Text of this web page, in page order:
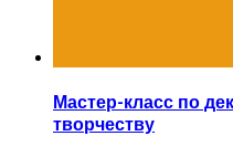
Мастер-класс по
творчеству